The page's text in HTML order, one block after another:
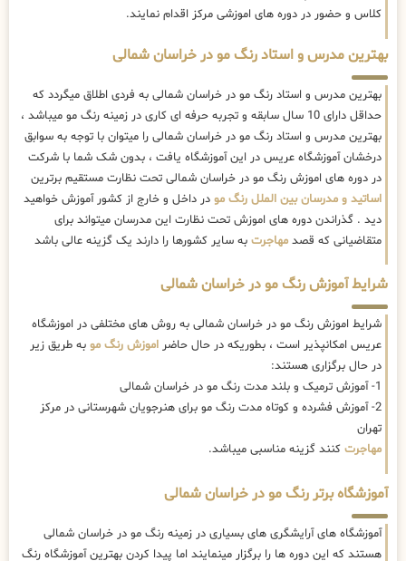
کلاس و حضور در دوره های اموزشی مرکز اقدام نمایند.
بهترین مدرس و استاد رنگ مو در خراسان شمالی
بهترین مدرس و استاد رنگ مو در خراسان شمالی به فردی اطلاق میگردد که
حداقل دارای 10 سال سابقه و تجربه حرفه ای کاری در زمینه رنگ مو میباشد ،
بهترین مدرس و استاد رنگ مو در خراسان شمالی را میتوان با توجه به سوابق
درخشان آموزشگاه عریس در این آموزشگاه یافت ، بدون شک شما با شرکت
در دوره های اموزش رنگ مو در خراسان شمالی تحت نظارت مستقیم برترین
اساتید و مدرسان بین الملل رنگ مو در داخل و خارج از کشور آموزش خواهید
دید . گذراندن دوره های اموزش تحت نظارت این مدرسان میتواند برای
متقاضیانی که قصد مهاجرت به سایر کشورها را دارند یک گزینه عالی باشد
شرایط آموزش رنگ مو در خراسان شمالی
شرایط اموزش رنگ مو در خراسان شمالی به روش های مختلفی در اموزشگاه
عریس امکانپذیر است ، بطوریکه در حال حاضر اموزش رنگ مو به طریق زیر
در حال برگزاری هستند:
1- آموزش ترمیک و بلند مدت رنگ مو در خراسان شمالی
2- آموزش فشرده و کوتاه مدت رنگ مو برای هنرجویان شهرستانی در مرکز
تهران
مهاجرت کنند گزینه مناسبی میباشد.
آموزشگاه برتر رنگ مو در خراسان شمالی
آموزشگاه های آرایشگری های بسیاری در زمینه رنگ مو در خراسان شمالی
هستند که این دوره ها را برگزار مینمایند اما پیدا کردن بهترین آموزشگاه رنگ